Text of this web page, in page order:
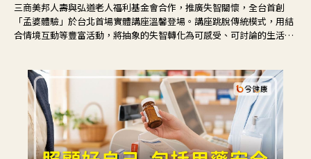
三商美邦人壽與弘道老人福利基金會合作，推廣失智關懷，全台首創
「孟婆體驗」於台北首場實體講座溫馨登場。講座跳脫傳統模式，用結
合情境互動等豐富活動，將抽象的失智轉化為可感受、可討論的生活情